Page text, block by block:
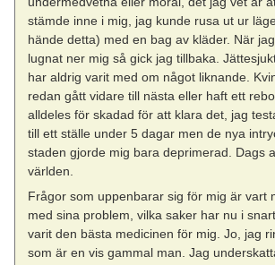
stämde inne i mig, jag kunde rusa ut ur
hände detta) med en bag av kläder. När
lugnat ner mig så gick jag tillbaka.
har aldrig varit med om något liknande.
redan gått vidare till nästa eller haft ett
alldeles för skadad för att klara det, jag
till ett ställe under 5 dagar men de nya
staden gjorde mig bara deprimerad. Dags
världen.
Frågor som uppenbarar sig för mig är vart
med sina problem, vilka saker har nu i
varit den bästa medicinen för mig. Jo, jag
som är en vis gammal man. Jag